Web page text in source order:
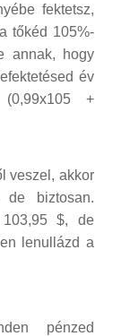
fektetsz,
tőkéd 105%-
annak, hogy
év
+
veszel, akkor
de biztosan.
103,95 $, de
lenullázd a
pénzed